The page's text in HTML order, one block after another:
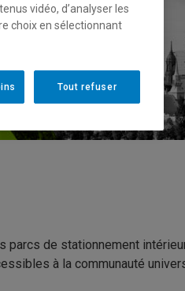
parcs de stationnement
à la communauté
vidéo, d’analyser les
choix en sélectionnant
Tout refuser